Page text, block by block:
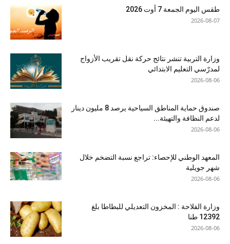
طقس اليوم الجمعة 7 أوت 2026
2026-08-07
وزارة التربية تنشر نتائج حركة نقل تقريب الأزواج
لمدرّسي التعليم الابتدائي
2026-08-06
صندوق حماية المناطق السياحية يرصد 8 مليون دينار
لدعم النظافة والتهيئة...
2026-08-06
المعهد الوطني للإحصاء: تراجع نسبة التضخم خلال
شهر جويلية
2026-08-06
وزارة الفلاحة : المخزون التعديلي للبطاطا بلغ
12392 طنا
2026-08-06